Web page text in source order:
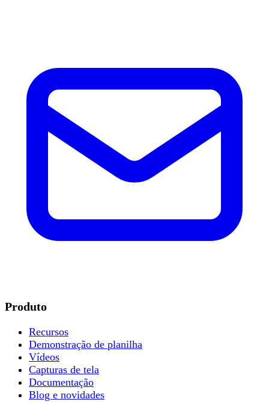
Produto
Recursos
Demonstração de planilha
Vídeos
Capturas de tela
Documentação
Blog e novidades